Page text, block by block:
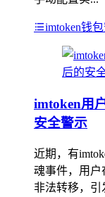
imtoken钱
imtoken用
安全警示
近期，有
魂事件，用户
非法转移，引